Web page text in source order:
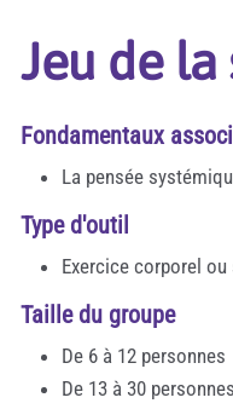
Jeu de
Fondamentaux
La pensée
Type d'outil
Exercice corporel
Taille du groupe
De 6 à 12 personnes
De 13 à 30 personnes